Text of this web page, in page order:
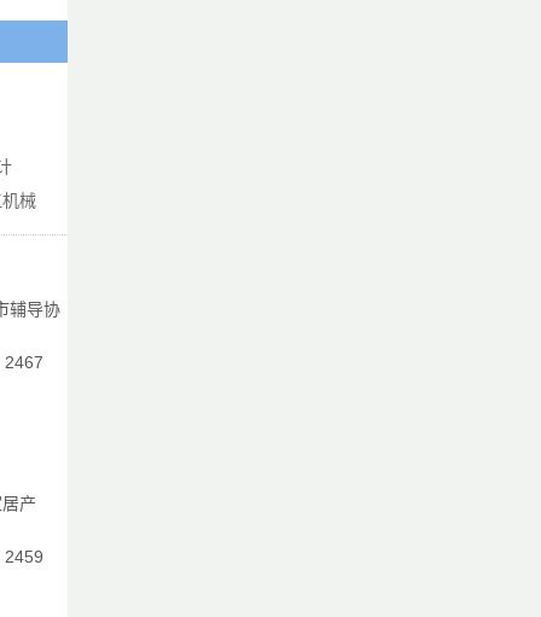
械
辅导协
2467
产
2459